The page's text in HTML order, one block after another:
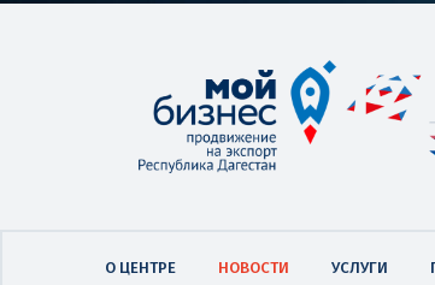
О ЦЕНТРЕ НОВОСТИ УСЛУГИ